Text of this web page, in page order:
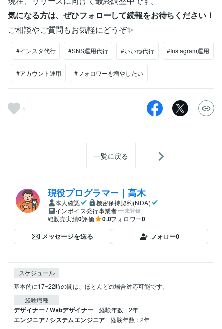
気になる方は、ぜひフォローして続報をお待ちください！
ご相談やご質問もお気軽にどうぞ✨
#インスタ代行 #SNS運用代行 #いいね代行 #Instagram運用
#アカウント運用 #フォロワーを増やしたい
5
一覧に戻る
現役プログラマー｜高木
本人確認
機密保持契約(NDA)
インボイス発行事業者
未登録
総販売実績0評価 0.0フォロワー0
メッセージを送る フォロー0
スケジュール
基本的に17~22時の間は、ほとんどの場合対応可能です。
経験職種
デザイナー / Webデザイナー 経験年数 : 2年
エンジニア / システムエンジニア 経験年数 : 2年